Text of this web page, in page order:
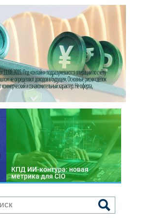
КПД ИИ-контура: новая
метрика для CIO